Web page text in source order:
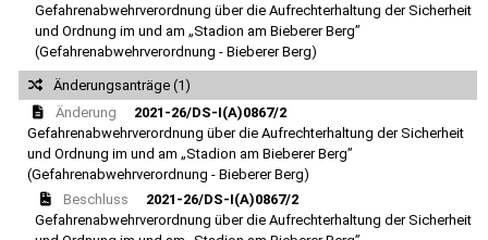
Gefahrenabwehrverordnung über die Aufrechterhaltung der Sicherheit
und Ordnung im und am „Stadion am Bieberer Berg”
(Gefahrenabwehrverordnung - Bieberer Berg)
Änderungsanträge (1)
Änderung
2021-26/DS-I(A)0867/2
Gefahrenabwehrverordnung über die Aufrechterhaltung der Sicherheit
und Ordnung im und am „Stadion am Bieberer Berg”
(Gefahrenabwehrverordnung - Bieberer Berg)
Beschluss
2021-26/DS-I(A)0867/2
Gefahrenabwehrverordnung über die Aufrechterhaltung der Sicherheit